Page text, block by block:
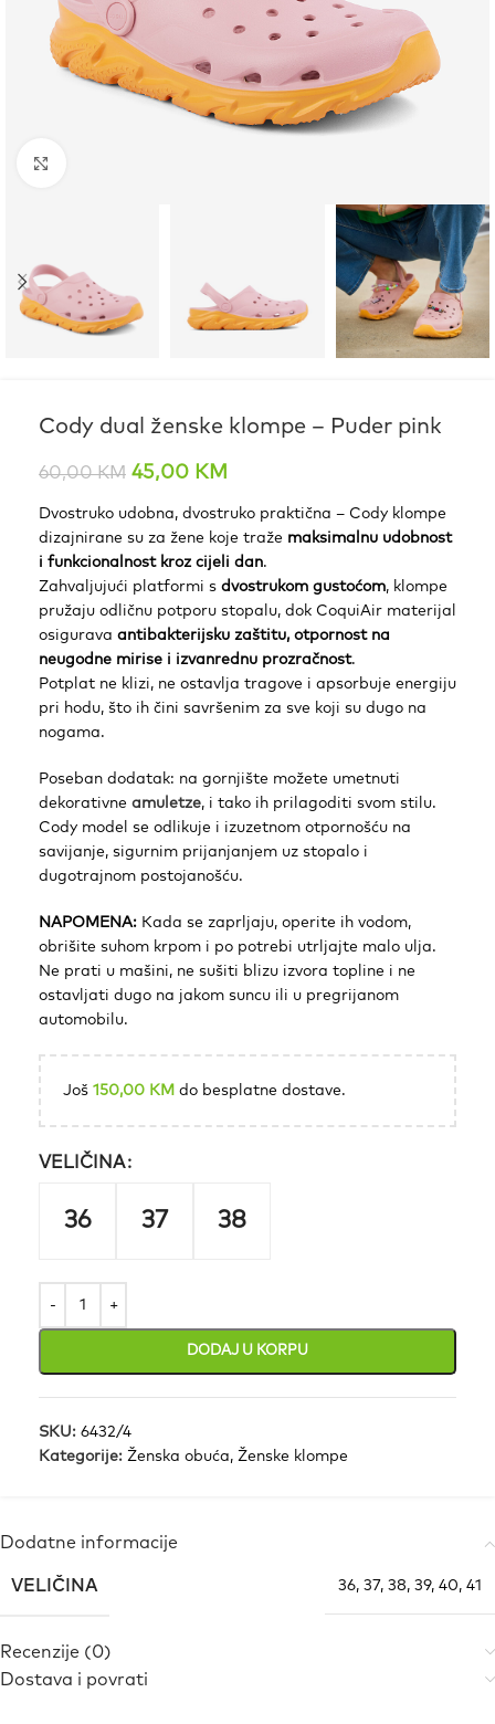
Cody dual ženske klompe – Puder pink
60,00KM 45,00 KM
Dvostruko udobna, dvostruko praktična – Cody klompe
dizajnirane su za žene koje traže maksimalnu udobnost
i funkcionalnost kroz cijeli dan.
Zahvaljujući platformi s dvostrukom gustoćom, klompe
pružaju odličnu potporu stopalu, dok CoquiAir materijal
osigurava antibakterijsku zaštitu, otpornost na
neugodne mirise i izvanrednu prozračnost.
Potplat ne klizi, ne ostavlja tragove i apsorbuje energiju
pri hodu, što ih čini savršenim za sve koji su dugo na
nogama.
Poseban dodatak: na gornjište možete umetnuti
dekorativne amuletze, i tako ih prilagoditi svom stilu.
Cody model se odlikuje i izuzetnom otpornošću na
savijanje, sigurnim prijanjanjem uz stopalo i
dugotrajnom postojanošću.
NAPOMENA: Kada se zaprljaju, operite ih vodom,
obrišite suhom krpom i po potrebi utrljajte malo ulja.
Ne prati u mašini, ne sušiti blizu izvora topline i ne
ostavljati dugo na jakom suncu ili u pregrijanom
automobilu.
Još 150,00 KM do besplatne dostave.
VELIČINA
36 37 38
DODAJ U KORPU
SKU: 6432/4
Kategorije: Ženska obuća, Ženske klompe
Dodatne informacije
VELIČINA 36, 37, 38, 39, 40, 41
Recenzije (0)
Dostava i povrati